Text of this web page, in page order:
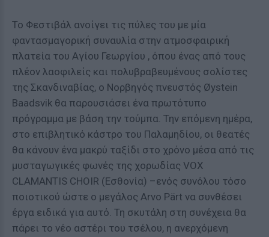
Το Φεστιβάλ ανοίγει τις πύλες του με μία
φαντασμαγορική συναυλία στην ατμοσφαιρική
πλατεία του Αγίου Γεωργίου , όπου ένας από τους
πλέον λαοφιλείς και πολυβραβευμένους σολίστες
της Σκανδιναβίας, ο Νορβηγός πνευστός Øystein
Baadsvik θα παρουσιάσει ένα πρωτότυπο
πρόγραμμα με βάση την τούμπα. Την επόμενη ημέρα,
στο επιβλητικό κάστρο του Παλαμηδίου, οι θεατές
θα κάνουν ένα μακρύ ταξίδι στο χρόνο μέσα από τις
μυσταγωγικές φωνές της χορωδίας VOX
CLAMANTIS CHOIR (Εσθονία) –ενός συνόλου τόσο
ποιοτικού ώστε ο μεγάλος Arvo Pärt να συνθέσει
έργα ειδικά για αυτό. Τη σκυτάλη στη συνέχεια θα
πάρει το νέο αστέρι του τσέλου, η ανερχόμενη